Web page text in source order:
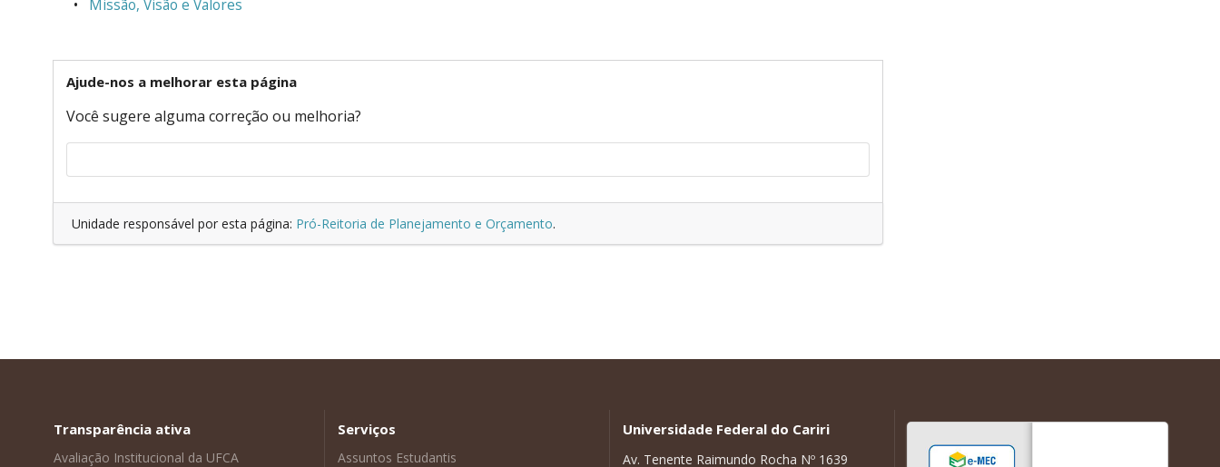
Missão, Visão e Valores
Ajude-nos a melhorar esta página
Você sugere alguma correção ou melhoria?
Unidade responsável por esta página: Pró-Reitoria de Planejamento e Orçamento.
Transparência ativa
Avaliação Institucional da UFCA
Serviços
Assuntos Estudantis
Universidade Federal do Cariri
Av. Tenente Raimundo Rocha Nº 1639